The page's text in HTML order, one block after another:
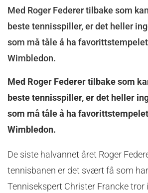
Med Roger Federer tilbake som
beste tennisspiller, er det heller
som må tåle å ha
Wimbledon.
Med Roger Federer tilbake som
beste tennisspiller, er det heller
som må tåle å ha
Wimbledon.
De siste halvannet året Roger
tennisbanen er det svært få som
Tennisekspert Christer Francke tror